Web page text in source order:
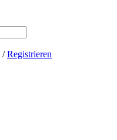
/Registrieren